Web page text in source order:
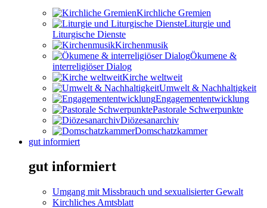
Kirchliche Gremien
Liturgie und
Liturgische Dienste
Kirchenmusik
Ökumene &
interreligiöser Dialog
Kirche weltweit
Umwelt & Nachhaltigkeit
Engagemententwicklung
Pastorale Schwerpunkte
Diözesanarchiv
Domschatzkammer
gut informiert
gut informiert
Umgang mit Missbrauch und sexualisierter Gewalt
Kirchliches Amtsblatt